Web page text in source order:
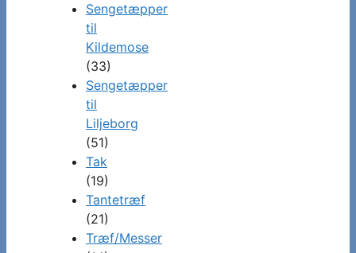
Sengetæpper
til
Kildemose
(33)
Sengetæpper
til
Liljeborg
(51)
Tak
(19)
Tantetræf
(21)
Træf/Messer